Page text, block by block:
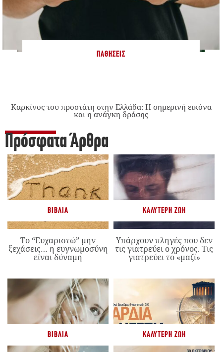
ΠΑΘΉΣΕΙΣ
Καρκίνος του προστάτη στην Ελλάδα: Η σημερινή εικόνα
και η ανάγκη δράσης
Πρόσφατα Άρθρα
ΒΙΒΛΊΑ
Το “Ευχαριστώ” μην
ξεχάσεις… η ευγνωμοσύνη
είναι δύναμη
ΚΑΛΎΤΕΡΗ ΖΩΉ
Υπάρχουν πληγές που δεν
τις γιατρεύει ο χρόνος. Τις
γιατρεύει το «μαζί»
ΒΙΒΛΊΑ ΚΑΛΎΤΕΡΗ ΖΩΉ